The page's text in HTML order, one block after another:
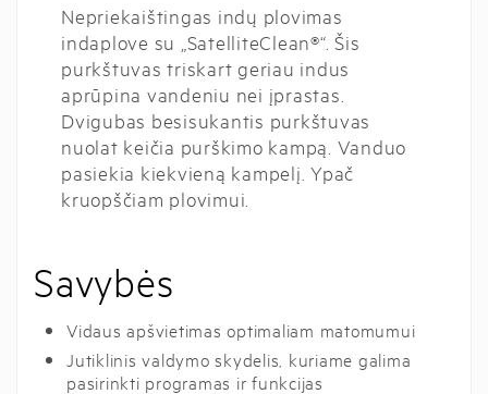
Nepriekaištingas indų plovimas
indaplove su „SatelliteClean®“. Šis
purkštuvas triskart geriau indus
aprūpina vandeniu nei įprastas.
Dvigubas besisukantis purkštuvas
nuolat keičia purškimo kampą. Vanduo
pasiekia kiekvieną kampelį. Ypač
kruopščiam plovimui.
Savybės
Vidaus apšvietimas optimaliam matomumui
Jutiklinis valdymo skydelis, kuriame galima
pasirinkti programas ir funkcijas